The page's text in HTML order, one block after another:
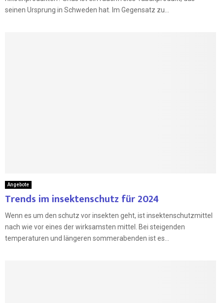
seinen Ursprung in Schweden hat. Im Gegensatz zu...
Angebote
Trends im insektenschutz für 2024
Wenn es um den schutz vor insekten geht, ist insektenschutzmittel
nach wie vor eines der wirksamsten mittel. Bei steigenden
temperaturen und längeren sommerabenden ist es...